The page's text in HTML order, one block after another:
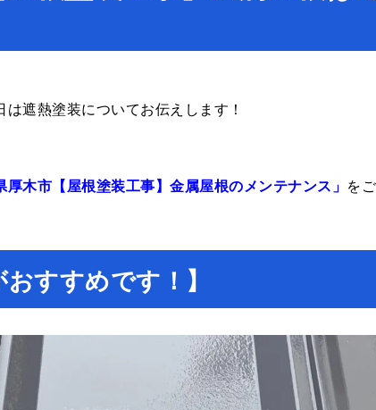
遮熱塗装についてお伝えします！
厚木市【屋根塗装工事】金属屋根のメンテナンス」 を
すすめです！】